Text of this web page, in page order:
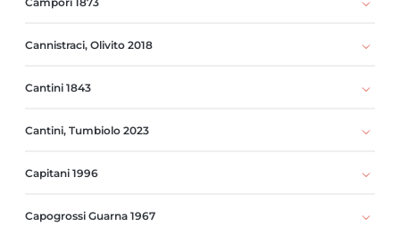
Cannistraci, Olivito 2018
Cantini 1843
Cantini, Tumbiolo 2023
Capitani 1996
Capogrossi Guarna 1967